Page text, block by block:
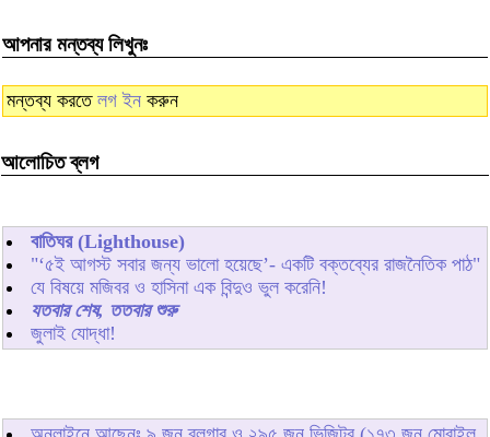
আপনার মন্তব্য লিখুনঃ
মন্তব্য করতে লগ ইন করুন
আলোচিত ব্লগ
বাতিঘর (Lighthouse)
"‘৫ই আগস্ট সবার জন্য ভালো হয়েছে’- একটি বক্তব্যের রাজনৈতিক পাঠ"
যে বিষয়ে মজিবর ও হাসিনা এক বিন্দুও ভুল করেনি!
যতবার শেষ, ততবার শুরু
জুলাই যোদ্ধা!